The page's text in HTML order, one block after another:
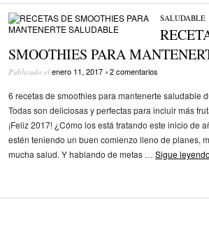
SALUDABLE
SMOOTHIES PARA
Publicado el enero 11, 2017 •2 comentarios
6 recetas de smoothies para mantenerte saludable
Todas son deliciosas y perfectas para incluir más
¡Feliz 2017! ¿Cómo los está tratando este inicio de
estén teniendo un buen comienzo lleno de planes,
mucha salud. Y hablando de metas … Sigue leyendo